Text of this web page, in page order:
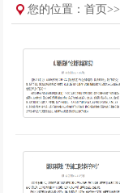
您的位置：首页>>